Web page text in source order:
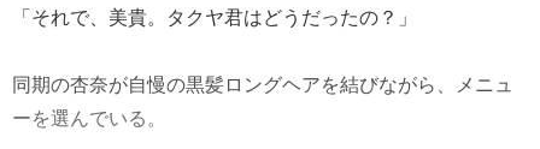
「それで、美貴。タクヤ君はどうだったの？」
同期の杏奈が自慢の黒髪ロングヘアを結びながら、メニュ
ーを選んでいる。